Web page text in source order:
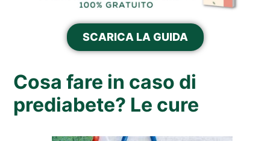
SCARICA LA GUIDA
Cosa fare in caso di
prediabete? Le cure